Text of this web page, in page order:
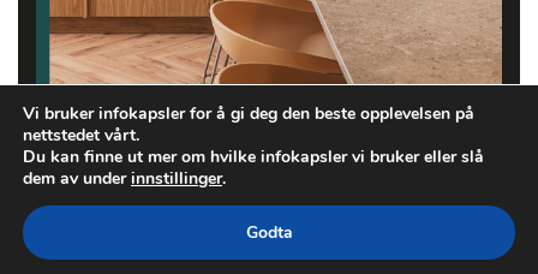
Vi bruker infokapsler for å gi deg den beste opplevelsen på
nettstedet vårt.
Du kan finne ut mer om hvilke infokapsler vi bruker eller slå
dem av underinnstillinger.
Godta